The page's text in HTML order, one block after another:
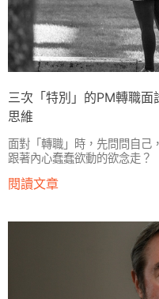
三次「特別」的PM轉職
思維
面對「轉職」時，先問問自己
跟著內心蠢蠢欲動的欲念走？
閱讀文章